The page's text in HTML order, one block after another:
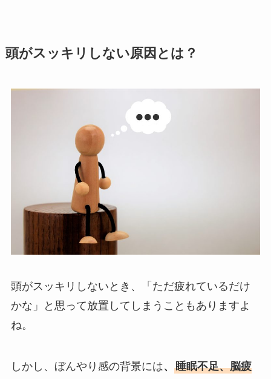
頭がスッキリしない原因とは？
頭がスッキリしないとき、「ただ疲れているだけ
かな」と思って放置してしまうこともありますよ
ね。
しかし、ぼんやり感の背景には、 睡眠不足、脳疲